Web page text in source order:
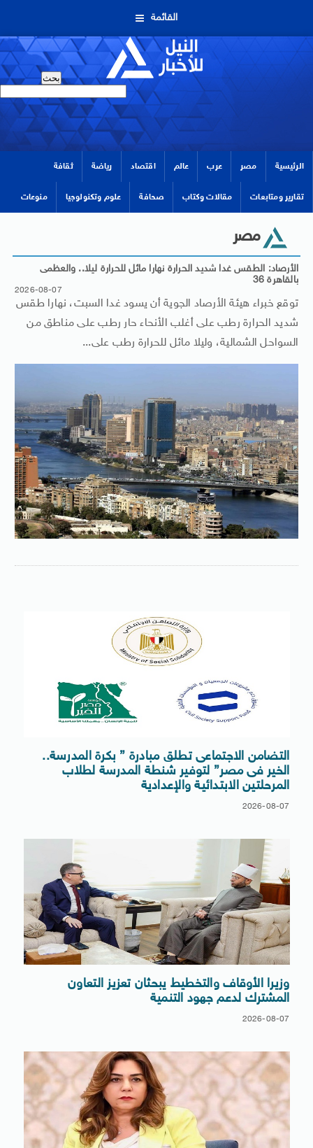
القائمة
الرئيسية مصر عرب عالم اقتصاد رياضة ثقافة
تقارير ومتابعات مقالات وكتاب صحافة علوم وتكنولوجيا منوعات
مصر
الأرصاد: الطقس غدا شديد الحرارة نهارا مائل للحرارة ليلا.. والعظمى
بالقاهرة 36
2026-08-07
توقع خبراء هيئة الأرصاد الجوية أن يسود غدا السبت، نهارا طقس
شديد الحرارة رطب على أغلب الأنحاء حار رطب على مناطق من
السواحل الشمالية، وليلا مائل للحرارة رطب على...
التضامن الاجتماعى تطلق مبادرة ” بكرة المدرسة..
الخير فى مصر” لتوفير شنطة المدرسة لطلاب
المرحلتين الابتدائية والإعدادية
2026-08-07
وزيرا الأوقاف والتخطيط يبحثان تعزيز التعاون
المشترك لدعم جهود التنمية
2026-08-07